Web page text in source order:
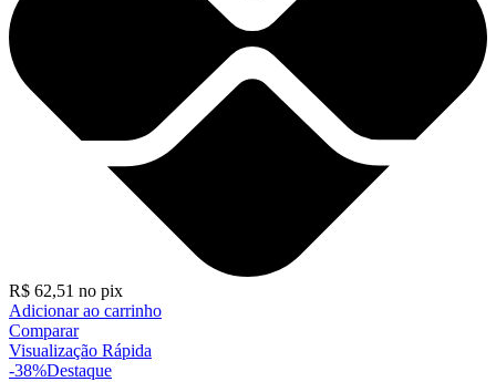
R$ 62,51 no pix
Adicionar ao carrinho
Comparar
Visualização Rápida
-38%Destaque